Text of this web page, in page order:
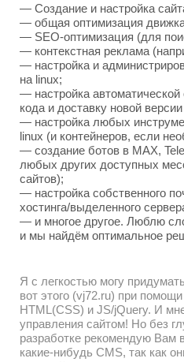
— Создание и настройка
— общая оптимизация
— SEO-оптимизация (для
— контекстная реклама
— настройка и
на linux;
— настройка
кода и доставку новой
— настройка любых
linux (и контейнеров, если
— создание ботов в MAX,
любых других доступных
сайтов);
— настройка собственного
хостинга/выделенного
— и многое другое. Люблю
и мы найдём оптимальное
Я с легкостью могу
вот этого (vj72.ru) при
HTML(CSS) и JS/jQuery. И
управления сайтом! Но без
разработке рекомендую Вам
какие-нибудь CMS, так как